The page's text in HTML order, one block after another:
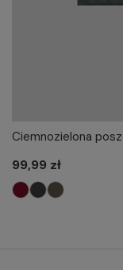
Ciemnozielona
99,99 zł